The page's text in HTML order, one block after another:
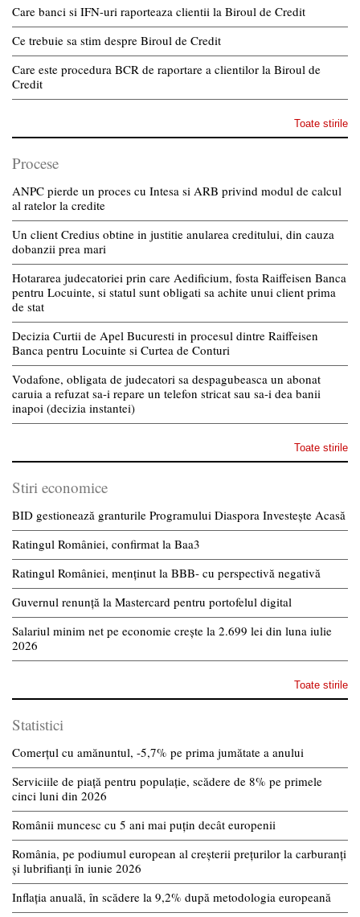
Care banci si IFN-uri raporteaza clientii la Biroul de Credit
Ce trebuie sa stim despre Biroul de Credit
Care este procedura BCR de raportare a clientilor la Biroul de
Credit
Toate stirile
Procese
ANPC pierde un proces cu Intesa si ARB privind modul de calcul
al ratelor la credite
Un client Credius obtine in justitie anularea creditului, din cauza
dobanzii prea mari
Hotararea judecatoriei prin care Aedificium, fosta Raiffeisen Banca
pentru Locuinte, si statul sunt obligati sa achite unui client prima
de stat
Decizia Curtii de Apel Bucuresti in procesul dintre Raiffeisen
Banca pentru Locuinte si Curtea de Conturi
Vodafone, obligata de judecatori sa despagubeasca un abonat
caruia a refuzat sa-i repare un telefon stricat sau sa-i dea banii
inapoi (decizia instantei)
Toate stirile
Stiri economice
BID gestionează granturile Programului Diaspora Investește Acasă
Ratingul României, confirmat la Baa3
Ratingul României, menținut la BBB- cu perspectivă negativă
Guvernul renunță la Mastercard pentru portofelul digital
Salariul minim net pe economie crește la 2.699 lei din luna iulie
2026
Toate stirile
Statistici
Comerțul cu amănuntul, -5,7% pe prima jumătate a anului
Serviciile de piață pentru populație, scădere de 8% pe primele
cinci luni din 2026
Românii muncesc cu 5 ani mai puțin decât europenii
România, pe podiumul european al creșterii prețurilor la carburanți
și lubrifianți în iunie 2026
Inflația anuală, în scădere la 9,2% după metodologia europeană